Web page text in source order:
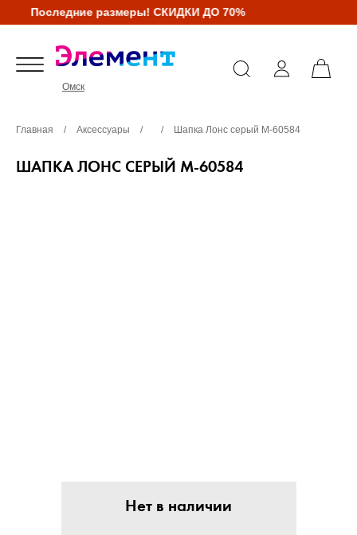
Последние размеры! СКИДКИ ДО 70%
Омск
Главная / Аксессуары / / Шапка Лонс серый М-60584
ШАПКА ЛОНС СЕРЫЙ М-60584
Нет в наличии